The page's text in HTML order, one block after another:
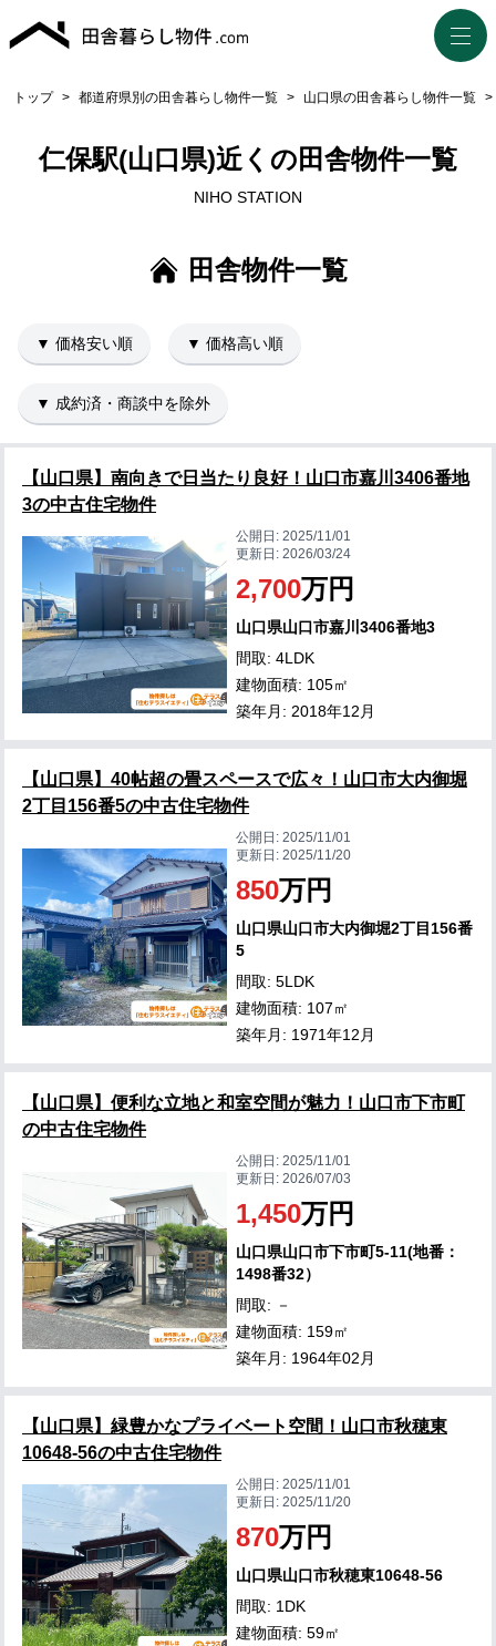
トップ > 都道府県別の田舎暮らし物件一覧 > 山口県の田舎暮らし物件一覧 >
仁保駅(山口県)近くの田舎物件一覧
NIHO STATION
田舎物件一覧
▼ 価格安い順 ▼ 価格高い順
▼ 成約済・商談中を除外
【山口県】南向きで日当たり良好！山口市嘉川3406番地
3の中古住宅物件
公開日:2025/11/01
更新日:2026/03/24
2,700万円
山口県山口市嘉川3406番地3
間取: 4LDK
建物面積: 105㎡
築年月: 2018年12月
【山口県】40帖超の畳スペースで広々！山口市大内御堀
2丁目156番5の中古住宅物件
公開日:2025/11/01
更新日:2025/11/20
850万円
山口県山口市大内御堀2丁目156番
5
間取: 5LDK
建物面積: 107㎡
築年月: 1971年12月
【山口県】便利な立地と和室空間が魅力！山口市下市町
の中古住宅物件
公開日:2025/11/01
更新日:2026/07/03
1,450万円
山口県山口市下市町5-11(地番：
1498番32）
間取: －
建物面積: 159㎡
築年月: 1964年02月
【山口県】緑豊かなプライベート空間！山口市秋穂東
10648-56の中古住宅物件
公開日:2025/11/01
更新日:2025/11/20
870万円
山口県山口市秋穂東10648-56
間取: 1DK
建物面積: 59㎡